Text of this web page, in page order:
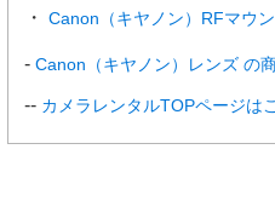
Canon（キヤノン）RFマウ
Canon（キヤノン）レンズ の
カメラレンタルTOPページは